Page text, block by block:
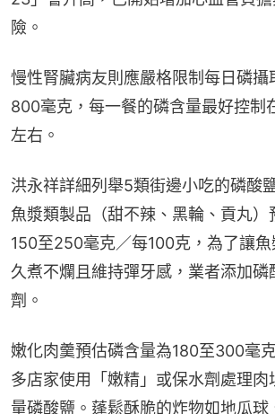
險。
慢性腎臟病友則應嚴格限制每日磷
800毫克，每一餐的磷含量最好控制
左右。
洪永祥詳細列舉5類街邊小吃的磷酸
魚漿類製品（甜不辣、黑輪、貢丸）
150至250毫克／每100克，為了讓
久煮不爛且維持彈牙感，業者添加磷
劑。
嫩化肉羹預估磷含量為180至300毫
多店家使用「嫩精」或保水劑處理肉
量磷酸鹽。蓬鬆酥脆的炸物如地瓜球